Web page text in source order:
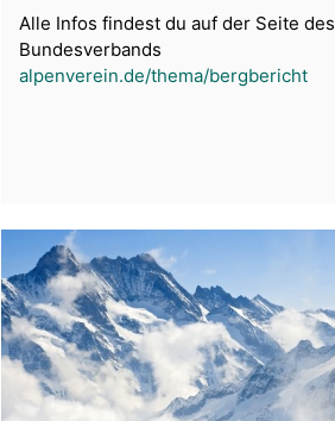
Alle Infos findest du auf der Seite des
Bundesverbands
alpenverein.de/thema/bergbericht